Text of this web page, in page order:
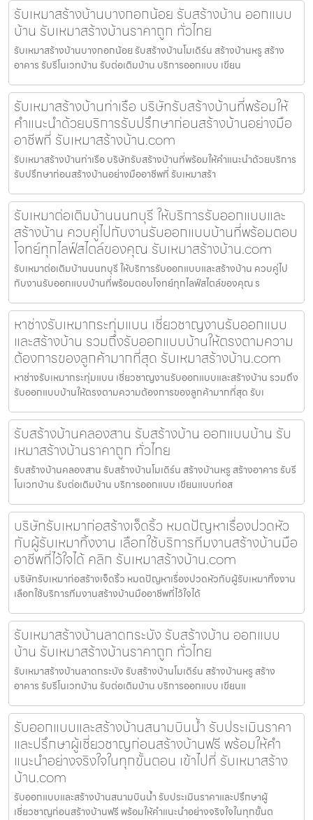
รับเหมาสร้างบ้านบางกอกน้อย รับสร้างบ้าน ออกแบบ
บ้าน รับเหมาสร้างบ้านราคาถูก ทั่วไทย
รับเหมาสร้างบ้านบางกอกน้อย รับสร้างบ้านโมเดิร์น สร้างบ้านหรู สร้าง
อาคาร รับรีโนเวทบ้าน รับต่อเติมบ้าน บริการออกแบบ เขียน
รับเหมาสร้างบ้านท่าเรือ บริษัทรับสร้างบ้านที่พร้อมให้
คำแนะนำด้วยบริการรับปรึกษาก่อนสร้างบ้านอย่างมือ
อาชีพที่ รับเหมาสร้างบ้าน.com
รับเหมาสร้างบ้านท่าเรือ บริษัทรับสร้างบ้านที่พร้อมให้คำแนะนำด้วยบริการ
รับปรึกษาก่อนสร้างบ้านอย่างมืออาชีพที่ รับเหมาสร้า
รับเหมาต่อเติมบ้านนนทบุรี ให้บริการรับออกแบบและ
สร้างบ้าน ควบคู่ไปกับงานรับออกแบบบ้านที่พร้อมตอบ
โจทย์ทุกไลฟ์สไตล์ของคุณ รับเหมาสร้างบ้าน.com
รับเหมาต่อเติมบ้านนนทบุรี ให้บริการรับออกแบบและสร้างบ้าน ควบคู่ไป
กับงานรับออกแบบบ้านที่พร้อมตอบโจทย์ทุกไลฟ์สไตล์ของคุณ ร
หาช่างรับเหมากระทุ่มแบน เชี่ยวชาญงานรับออกแบบ
และสร้างบ้าน รวมถึงรับออกแบบบ้านให้ตรงตามความ
ต้องการของลูกค้ามากที่สุด รับเหมาสร้างบ้าน.com
หาช่างรับเหมากระทุ่มแบน เชี่ยวชาญงานรับออกแบบและสร้างบ้าน รวมถึง
รับออกแบบบ้านให้ตรงตามความต้องการของลูกค้ามากที่สุด รับเ
รับสร้างบ้านคลองสาน รับสร้างบ้าน ออกแบบบ้าน รับ
เหมาสร้างบ้านราคาถูก ทั่วไทย
รับสร้างบ้านคลองสาน รับสร้างบ้านโมเดิร์น สร้างบ้านหรู สร้างอาคาร รับรี
โนเวทบ้าน รับต่อเติมบ้าน บริการออกแบบ เขียนแบบก่อส
บริษัทรับเหมาก่อสร้างเจ็ดริ้ว หมดปัญหาเรื่องปวดหัว
กับผู้รับเหมาทิ้งงาน เลือกใช้บริการทีมงานสร้างบ้านมือ
อาชีพที่ไว้ใจได้ คลิก รับเหมาสร้างบ้าน.com
บริษัทรับเหมาก่อสร้างเจ็ดริ้ว หมดปัญหาเรื่องปวดหัวกับผู้รับเหมาทิ้งงาน
เลือกใช้บริการทีมงานสร้างบ้านมืออาชีพที่ไว้ใจได้
รับเหมาสร้างบ้านลาดกระบัง รับสร้างบ้าน ออกแบบ
บ้าน รับเหมาสร้างบ้านราคาถูก ทั่วไทย
รับเหมาสร้างบ้านลาดกระบัง รับสร้างบ้านโมเดิร์น สร้างบ้านหรู สร้าง
อาคาร รับรีโนเวทบ้าน รับต่อเติมบ้าน บริการออกแบบ เขียนแ
รับออกแบบและสร้างบ้านสนามบินน้ำ รับประเมินราคา
และปรึกษาผู้เชี่ยวชาญก่อนสร้างบ้านฟรี พร้อมให้คำ
แนะนำอย่างจริงใจในทุกขั้นตอน เข้าไปที่ รับเหมาสร้าง
บ้าน.com
รับออกแบบและสร้างบ้านสนามบินน้ำ รับประเมินราคาและปรึกษาผู้
เชี่ยวชาญก่อนสร้างบ้านฟรี พร้อมให้คำแนะนำอย่างจริงใจในทุกขั้นต